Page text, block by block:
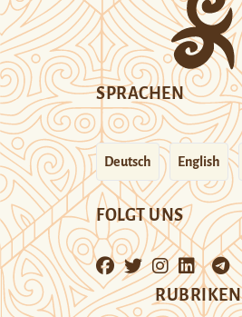
SPRACHEN
Deutsch English
FOLGT UNS
RUBRIKEN